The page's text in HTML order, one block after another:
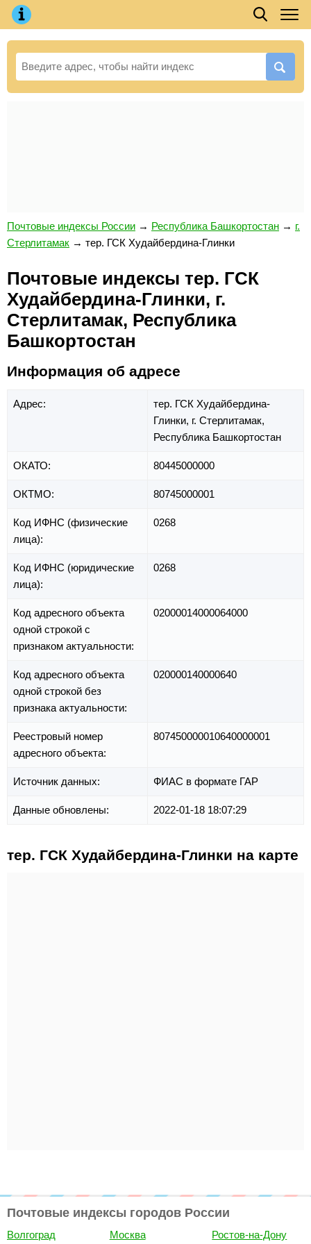
Почтовые индексы России → Республика Башкортостан → г.
Стерлитамак → тер. ГСК Худайбердина-Глинки
Почтовые индексы тер. ГСК
Худайбердина-Глинки, г.
Стерлитамак, Республика
Башкортостан
Информация об адресе
Адрес:
тер. ГСК Худайбердина-
Глинки, г. Стерлитамак,
Республика Башкортостан
ОКАТО: 80445000000
ОКТМО: 80745000001
Код ИФНС (физические
лица):
0268
Код ИФНС (юридические
лица):
0268
Код адресного объекта
одной строкой с
признаком актуальности:
02000014000064000
Код адресного объекта
одной строкой без
признака актуальности:
020000140000640
Реестровый номер
адресного объекта:
807450000010640000001
Источник данных: ФИАС в формате ГАР
Данные обновлены: 2022-01-18 18:07:29
тер. ГСК Худайбердина-Глинки на карте
Почтовые индексы городов России
Волгоград Москва Ростов-на-Дону